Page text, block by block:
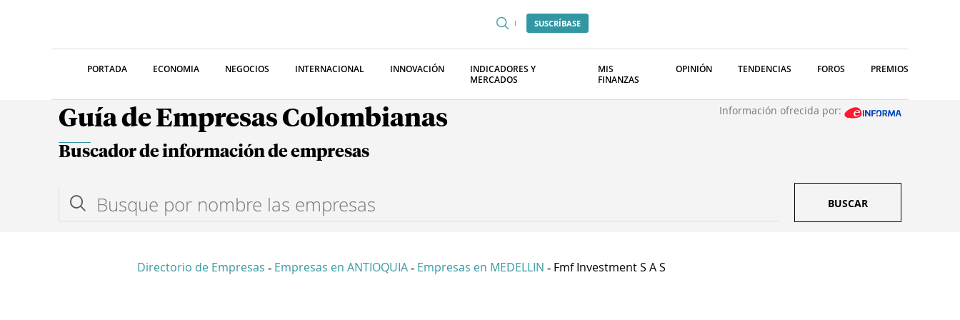
SUSCRÍBASE
PORTADA ECONOMIA NEGOCIOS INTERNACIONAL INNOVACIÓN
INDICADORES Y
MERCADOS
MIS
FINANZAS
OPINIÓN TENDENCIAS FOROS PREMIOS
Guía de Empresas Colombianas Información ofrecida por:
Buscador de información de empresas
BUSCAR
Directorio de Empresas - Empresas en ANTIOQUIA - Empresas en MEDELLIN - Fmf Investment S A S